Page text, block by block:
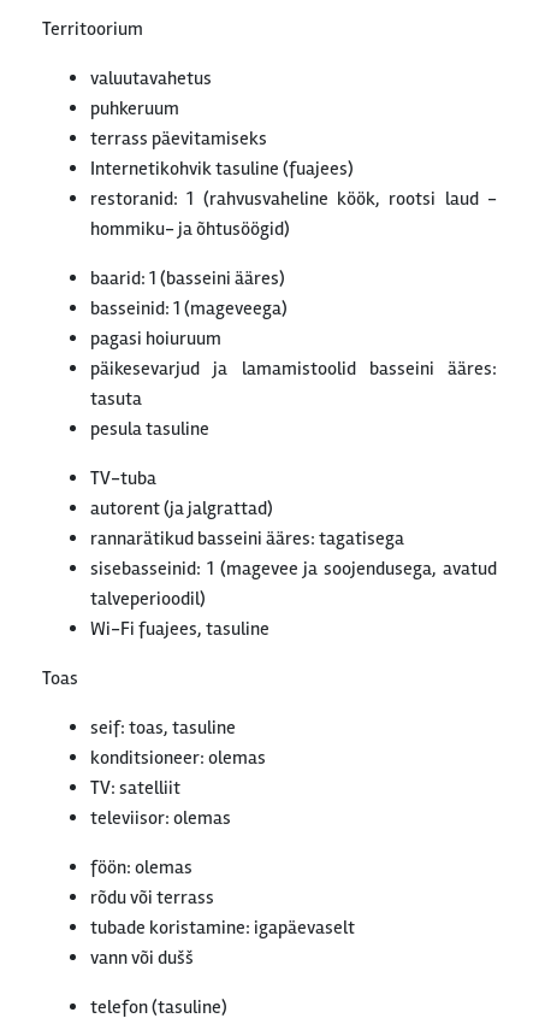
Territoorium
valuutavahetus
puhkeruum
terrass päevitamiseks
Internetikohvik tasuline (fuajees)
restoranid: 1 (rahvusvaheline köök, rootsi laud -
hommiku- ja õhtusöögid)
baarid: 1 (basseini ääres)
basseinid: 1 (mageveega)
pagasi hoiuruum
päikesevarjud ja lamamistoolid basseini ääres:
tasuta
pesula tasuline
TV-tuba
autorent (ja jalgrattad)
rannarätikud basseini ääres: tagatisega
sisebasseinid: 1 (magevee ja soojendusega, avatud
talveperioodil)
Wi-Fi fuajees, tasuline
Toas
seif: toas, tasuline
konditsioneer: olemas
TV: satelliit
televiisor: olemas
föön: olemas
rõdu või terrass
tubade koristamine: igapäevaselt
vann või dušš
telefon (tasuline)